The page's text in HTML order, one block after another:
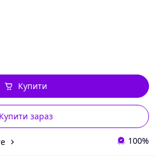
Купити зараз
Купити
100%